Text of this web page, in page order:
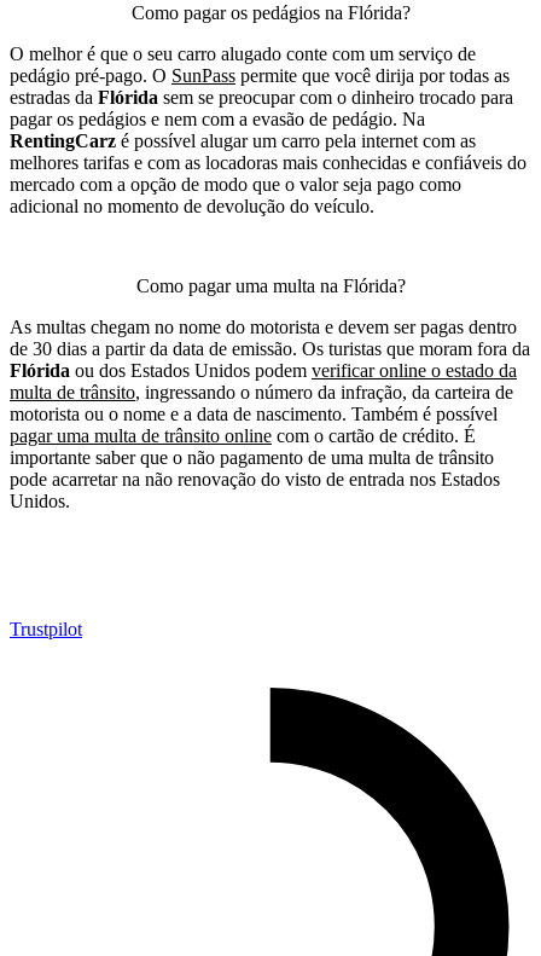
Como pagar os pedágios na Flórida?
O melhor é que o seu carro alugado conte com um serviço de
pedágio pré-pago. O SunPass permite que você dirija por todas as
estradas da Flórida sem se preocupar com o dinheiro trocado para
pagar os pedágios e nem com a evasão de pedágio. Na
RentingCarz é possível alugar um carro pela internet com as
melhores tarifas e com as locadoras mais conhecidas e confiáveis do
mercado com a opção de modo que o valor seja pago como
adicional no momento de devolução do veículo.
Como pagar uma multa na Flórida?
As multas chegam no nome do motorista e devem ser pagas dentro
de 30 dias a partir da data de emissão. Os turistas que moram fora da
Flórida ou dos Estados Unidos podem verificar online o estado da
multa de trânsito, ingressando o número da infração, da carteira de
motorista ou o nome e a data de nascimento. Também é possível
pagar uma multa de trânsito online com o cartão de crédito. É
importante saber que o não pagamento de uma multa de trânsito
pode acarretar na não renovação do visto de entrada nos Estados
Unidos.
Trustpilot